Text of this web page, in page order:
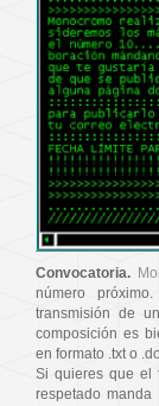
Convocatoria.
número
transmisión de
composición es
en formato .txt o
Si quieres que el
respetado